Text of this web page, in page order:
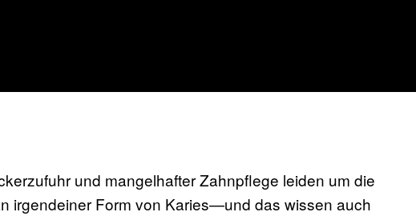
und mangelhafter Zahnpflege leiden um die
irgendeiner Form von Karies—und das wissen auch